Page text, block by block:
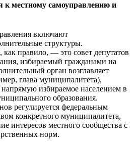
к местному самоуправлению и
включают
структуры.
правило, — это совет депутатов
избираемый гражданами на
орган возглавляет
глава муниципалитета),
избираемое населением в
образования.
регулируется федеральным
конкретного муниципалитета,
интересов местного сообщества с
норм.